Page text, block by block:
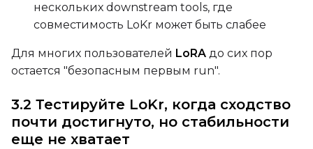
Sample Steps
Width
Height
нескольких downstream tools, где
совместимость LoKr может быть слабее
Для многих пользователей LoRA до сих пор
остается "безопасным первым run".
3.2 Тестируйте LoKr, когда сходство
почти достигнуто, но стабильности
еще не хватает